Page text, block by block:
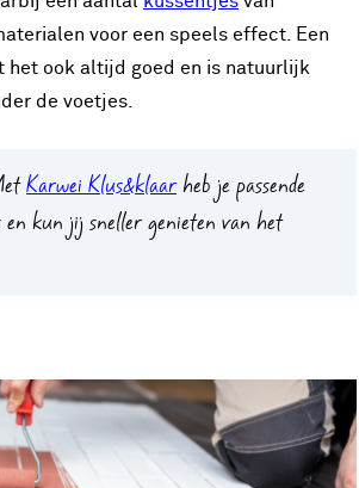
voor een speels effect. Een
het ook altijd goed en is natuurlijk
de voetjes.
Karwei Klus&klaarheb je passende
kun jij sneller genieten van het